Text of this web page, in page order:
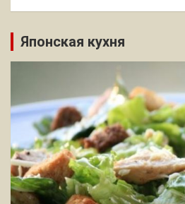
Японская кухня